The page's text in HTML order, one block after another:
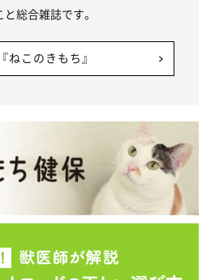
総合雑誌です。
ねこのきもち』